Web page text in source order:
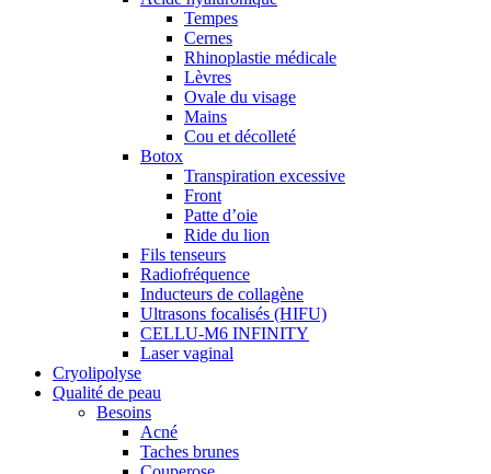
Tempes
Cernes
Rhinoplastie médicale
Lèvres
Ovale du visage
Mains
Cou et décolleté
Botox
Transpiration excessive
Front
Patte d’oie
Ride du lion
Fils tenseurs
Radiofréquence
Inducteurs de collagène
Ultrasons focalisés (HIFU)
CELLU-M6 INFINITY
Laser vaginal
Cryolipolyse
Qualité de peau
Besoins
Acné
Taches brunes